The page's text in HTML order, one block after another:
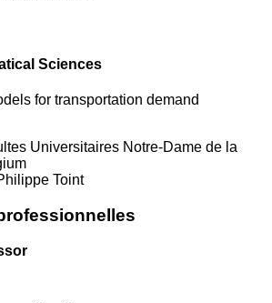
Sciences
for transportation demand
Universitaires Notre-Dame de la
Toint